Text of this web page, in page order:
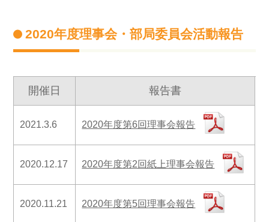
2020年度理事会・部局委員会活動報告
開催日 報告書
2021.3.6 2020年度第6回理事会報告
2020.12.17 2020年度第2回紙上理事会報告
2020.11.21 2020年度第5回理事会報告